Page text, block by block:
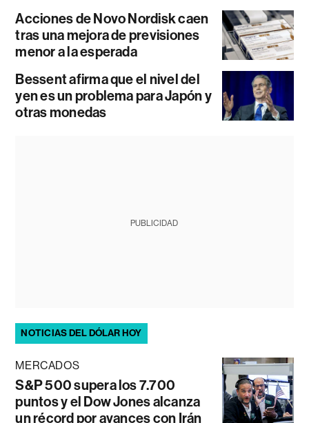
Acciones de Novo Nordisk caen
tras una mejora de previsiones
menor a la esperada
Bessent afirma que el nivel del
yen es un problema para Japón y
otras monedas
PUBLICIDAD
NOTICIAS DEL DÓLAR HOY
MERCADOS
S&P 500 supera los 7.700
puntos y el Dow Jones alcanza
un récord por avances con Irán